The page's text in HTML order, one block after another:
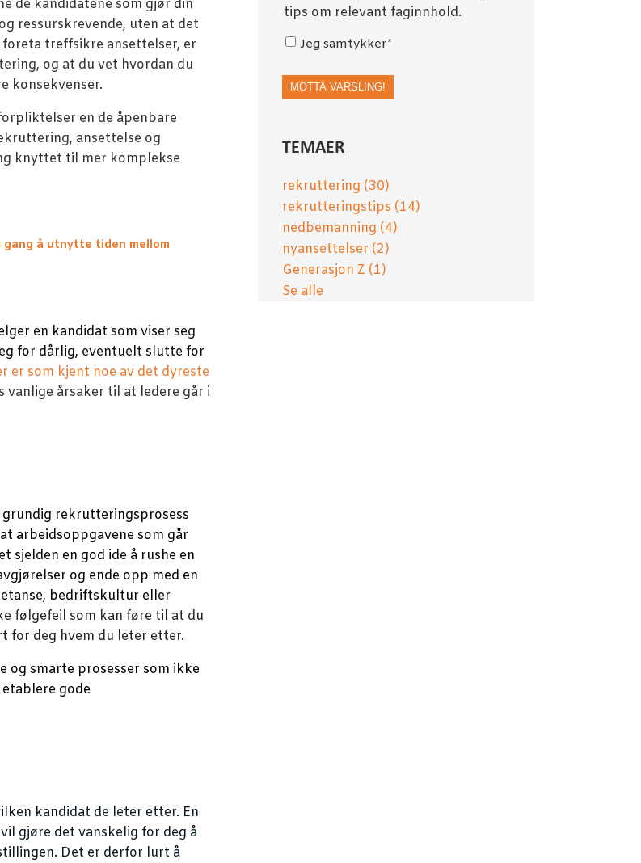
de kandidatene som gjør din
ressurskrevende, uten at det
treffsikre ansettelser, er
og at du vet hvordan du
konsekvenser.
en de åpenbare
ansettelse og
knyttet til mer komplekse
gang å utnytte tiden mellom
en kandidat som viser seg
for dårlig, eventuelt slutte for
er som kjent noe av det dyreste
vanlige årsaker til at ledere går i
rekrutteringsprosess
arbeidsoppgavene som går
sjelden en god ide å rushe en
og ende opp med en
bedriftskultur eller
følgefeil som kan føre til at du
for deg hvem du leter etter.
og smarte prosesser som ikke
gode
kandidat de leter etter. En
gjøre det vanskelig for deg å
Det er derfor lurt å
tips om relevant faginnhold.
Jeg samtykker*
TEMAER
rekruttering (30)
rekrutteringstips (14)
nedbemanning (4)
nyansettelser (2)
Generasjon Z (1)
Se alle